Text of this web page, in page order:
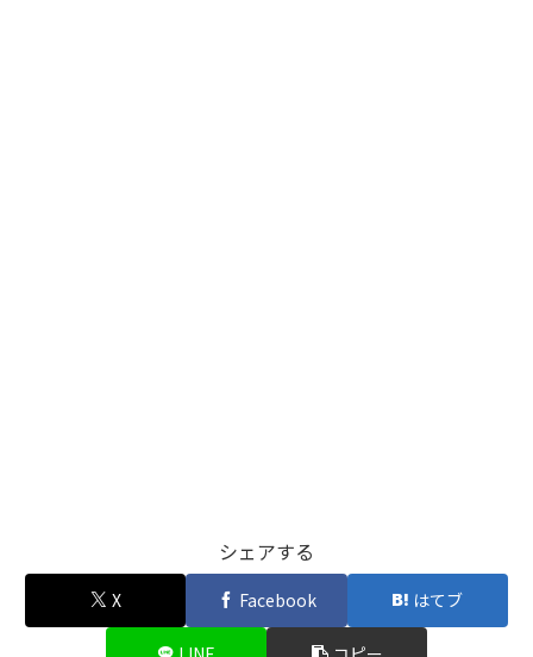
シェアする
X Facebook はてブ